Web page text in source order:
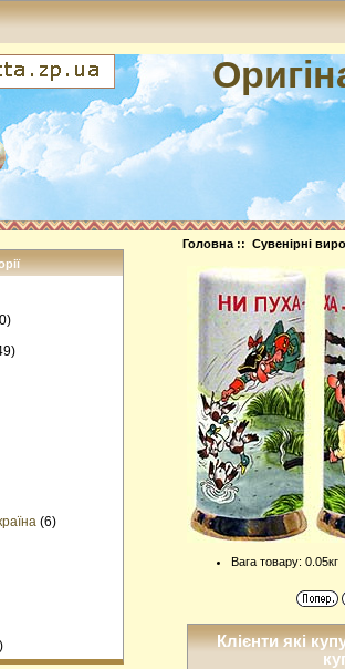
(6)
Головна ::Сувенірні
Вага товару: 0.05кг
Клієнти які